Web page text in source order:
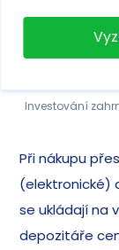
Investování
Při nákupu
(elektronické)
se ukládají na
depozitáře